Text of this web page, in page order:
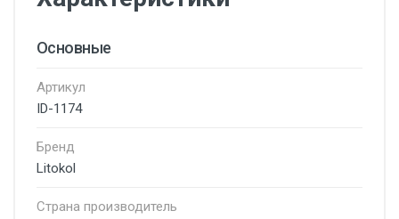
Основные
Артикул
ID-1174
Бренд
Litokol
Страна производитель